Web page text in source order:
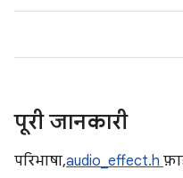
पूरी जानकारी
परिभाषा,audio_effect.h